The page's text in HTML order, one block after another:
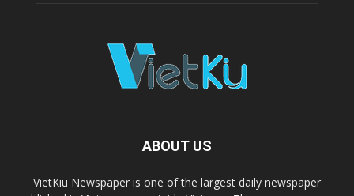
ABOUT US
VietKiu Newspaper is one of the largest daily newspaper